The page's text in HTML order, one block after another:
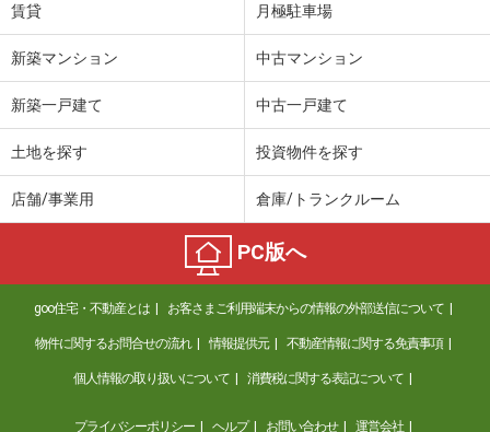
高知県高知市鴨部上町
4.40万円
高知県高知市東雲町
5.30万円
住 所
高知県高知市東雲町
専有面積 20.81m²
間取り
1K
高知県高知市高須２
賃貸 月極駐車場
新築マンション 中古マンション
新築一戸建て 中古一戸建て
土地を探す 投資物件を探す
店舗/事業用 倉庫/トランクルーム
PC版へ
goo住宅・不動産とは お客さまご利用端末からの情報の外部送信について
物件に関するお問合せの流れ 情報提供元 不動産情報に関する免責事項
個人情報の取り扱いについて 消費税に関する表記について
プライバシーポリシー ヘルプ お問い合わせ 運営会社